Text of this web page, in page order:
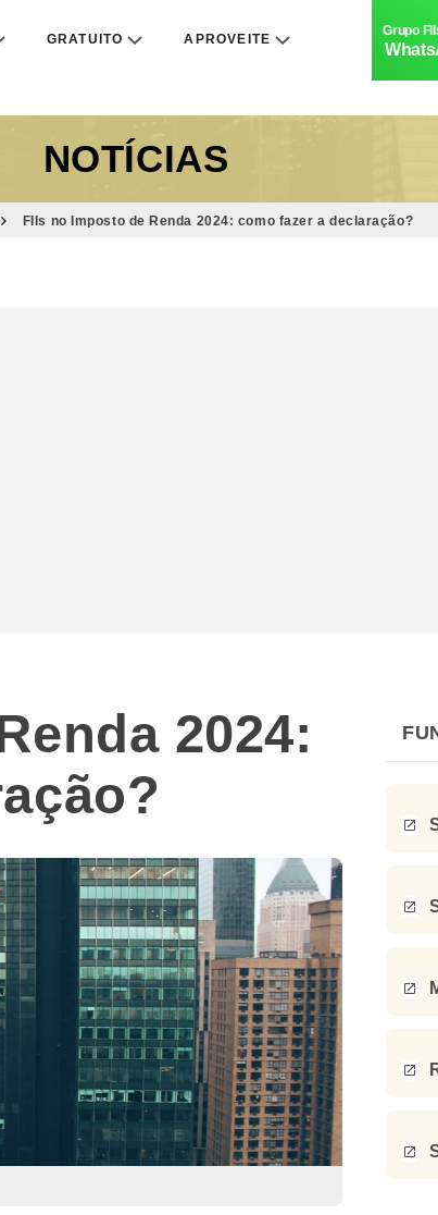
GRATUITO APROVEITE
NOTÍCIAS
FIIs no Imposto de Renda 2024: como fazer a declaração?
2024: